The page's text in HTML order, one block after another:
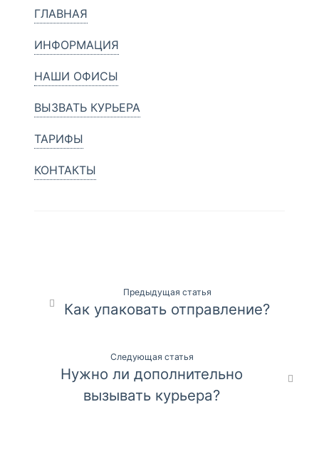
ГЛАВНАЯ
ИНФОРМАЦИЯ
НАШИ ОФИСЫ
ВЫЗВАТЬ КУРЬЕРА
ТАРИФЫ
КОНТАКТЫ
Предыдущая статья
Как упаковать отправление?
Следующая статья
Нужно ли дополнительно
вызывать курьера?